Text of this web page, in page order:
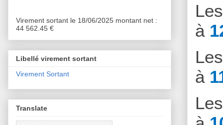
à
à
Virement sortant le 18/06/2025 montant net :
44 562.45 €
Libellé virement sortant
Virement Sortant
Translate